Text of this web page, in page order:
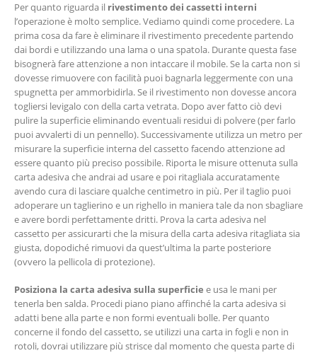
Per quanto riguarda il rivestimento dei cassetti interni
l’operazione è molto semplice. Vediamo quindi come procedere. La
prima cosa da fare è eliminare il rivestimento precedente partendo
dai bordi e utilizzando una lama o una spatola. Durante questa fase
bisognerà fare attenzione a non intaccare il mobile. Se la carta non si
dovesse rimuovere con facilità puoi bagnarla leggermente con una
spugnetta per ammorbidirla. Se il rivestimento non dovesse ancora
togliersi levigalo con della carta vetrata. Dopo aver fatto ciò devi
pulire la superficie eliminando eventuali residui di polvere (per farlo
puoi avvalerti di un pennello). Successivamente utilizza un metro per
misurare la superficie interna del cassetto facendo attenzione ad
essere quanto più preciso possibile. Riporta le misure ottenuta sulla
carta adesiva che andrai ad usare e poi ritagliala accuratamente
avendo cura di lasciare qualche centimetro in più. Per il taglio puoi
adoperare un taglierino e un righello in maniera tale da non sbagliare
e avere bordi perfettamente dritti. Prova la carta adesiva nel
cassetto per assicurarti che la misura della carta adesiva ritagliata sia
giusta, dopodiché rimuovi da quest’ultima la parte posteriore
(ovvero la pellicola di protezione).
Posiziona la carta adesiva sulla superficie e usa le mani per
tenerla ben salda. Procedi piano piano affinché la carta adesiva si
adatti bene alla parte e non formi eventuali bolle. Per quanto
concerne il fondo del cassetto, se utilizzi una carta in fogli e non in
rotoli, dovrai utilizzare più strisce dal momento che questa parte di